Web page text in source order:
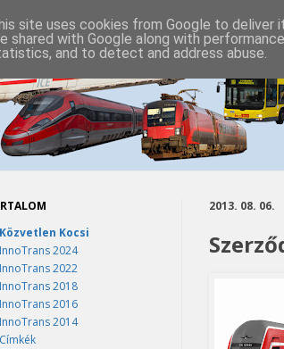
2013. 08. 06.
Közvetlen Kocsi
InnoTrans 2024
InnoTrans 2022
InnoTrans 2018
InnoTrans 2016
InnoTrans 2014
Címkék
site uses cookies from Google to deliver
shared with Google along with
and to detect and address abuse.